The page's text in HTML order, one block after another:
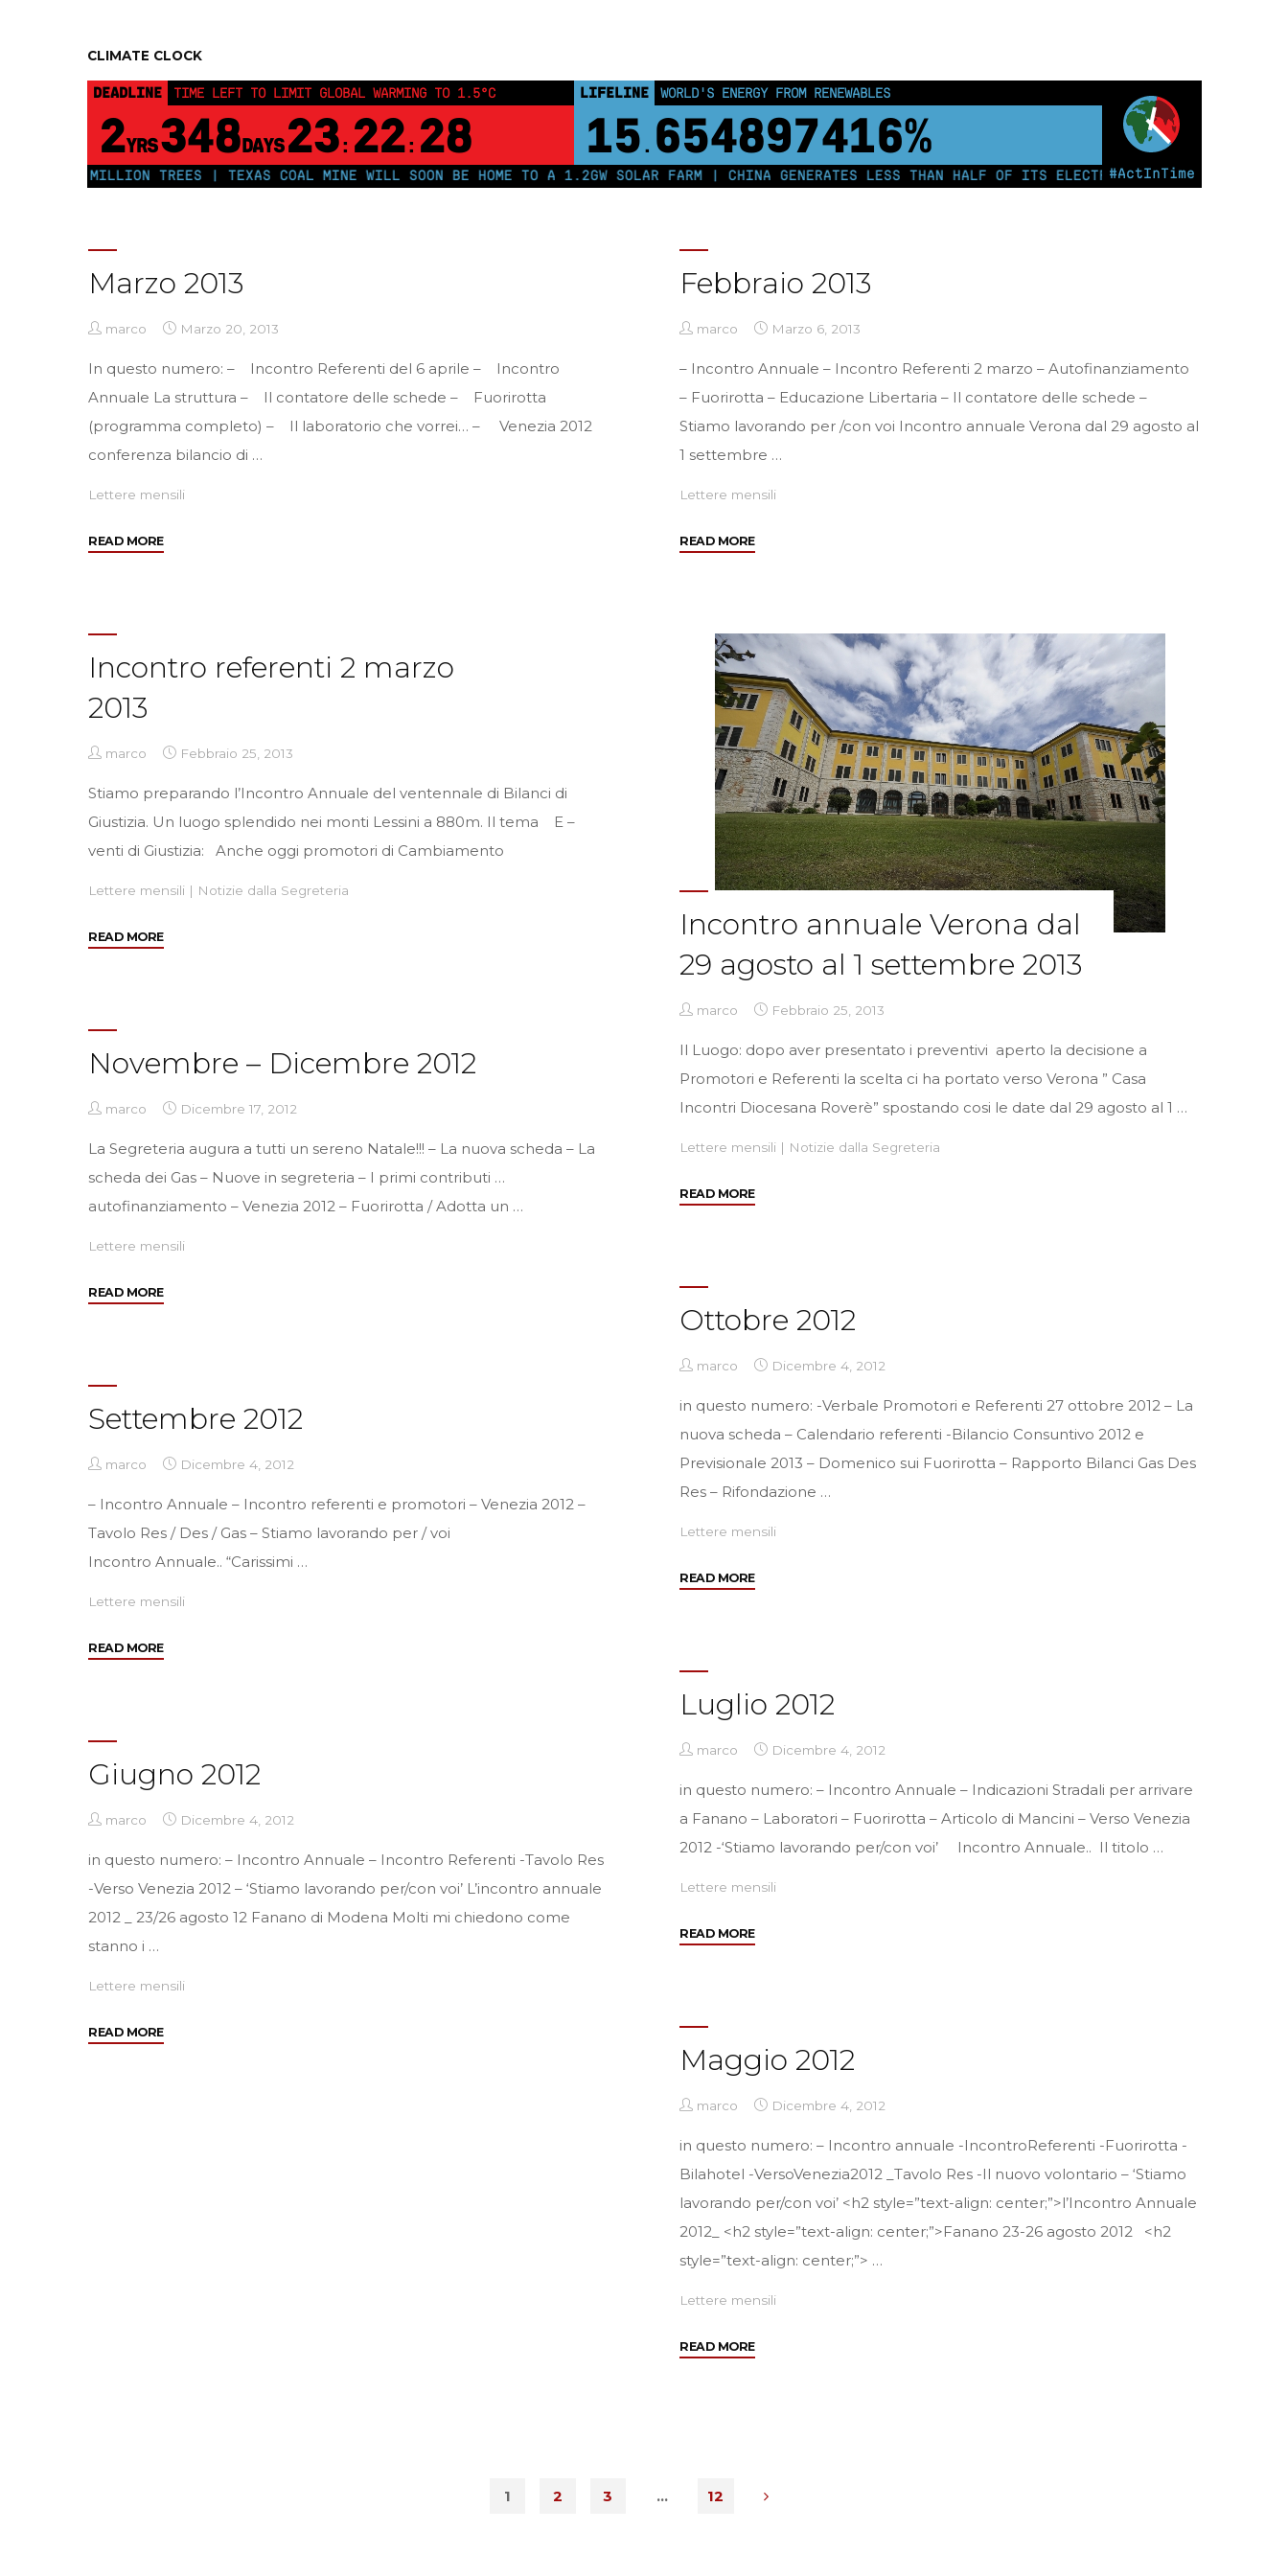
CLIMATE CLOCK
#ActInTime
DEADLINE TIME LEFT TO LIMIT GLOBAL WARMING TO 1.5°C
2YRS348DAYS 23: 22: 27
LIFELINE LAND PROTECTED BY INDIGENOUS PEOPLE
43,500,000km²
250 MILLION TREES | TEXAS COAL MINE WILL SOON BE HOME TO A 1.2GW SOLAR FARM | CHINA GENERATES LESS THAN HALF OF ITS ELECTRICITY FROM COAL FOR
Marzo 2013
marco Marzo 20, 2013
In questo numero: – Incontro Referenti del 6 aprile – Incontro
Annuale La struttura – Il contatore delle schede – Fuorirotta
(programma completo) – Il laboratorio che vorrei… – Venezia 2012
conferenza bilancio di …
Lettere mensili
READ MORE"Marzo
Febbraio 2013
marco Marzo 6, 2013
– Incontro Annuale – Incontro Referenti 2 marzo – Autofinanziamento
– Fuorirotta – Educazione Libertaria – Il contatore delle schede –
Stiamo lavorando per /con voi Incontro annuale Verona dal 29 agosto al
1 settembre …
Lettere mensili
READ MORE"Febbraio
Incontro referenti 2 marzo
2013
marco Febbraio 25, 2013
Stiamo preparando l’Incontro Annuale del ventennale di Bilanci di
Giustizia. Un luogo splendido nei monti Lessini a 880m. Il tema E –
venti di Giustizia: Anche oggi promotori di Cambiamento
Lettere mensili | Notizie dalla Segreteria
READ MORE"Incontro
Incontro annuale Verona dal
29 agosto al 1 settembre 2013
marco Febbraio 25, 2013
Il Luogo: dopo aver presentato i preventivi aperto la decisione a
Promotori e Referenti la scelta ci ha portato verso Verona ” Casa
Incontri Diocesana Roverè” spostando cosi le date dal 29 agosto al 1 …
Lettere mensili | Notizie dalla Segreteria
READ MORE"Incontro
agosto
1
2013"
Novembre – Dicembre 2012
marco Dicembre 17, 2012
La Segreteria augura a tutti un sereno Natale!!! – La nuova scheda – La
scheda dei Gas – Nuove in segreteria – I primi contributi …
autofinanziamento – Venezia 2012 – Fuorirotta / Adotta un …
Lettere mensili
READ MORE"Novembre
Ottobre 2012
marco Dicembre 4, 2012
in questo numero: -Verbale Promotori e Referenti 27 ottobre 2012 – La
nuova scheda – Calendario referenti -Bilancio Consuntivo 2012 e
Previsionale 2013 – Domenico sui Fuorirotta – Rapporto Bilanci Gas Des
Res – Rifondazione …
Lettere mensili
READ MORE"Ottobre
Settembre 2012
marco Dicembre 4, 2012
– Incontro Annuale – Incontro referenti e promotori – Venezia 2012 –
Tavolo Res / Des / Gas – Stiamo lavorando per / voi
Incontro Annuale.. “Carissimi …
Lettere mensili
READ MORE"Settembre
Luglio 2012
marco Dicembre 4, 2012
in questo numero: – Incontro Annuale – Indicazioni Stradali per arrivare
a Fanano – Laboratori – Fuorirotta – Articolo di Mancini – Verso Venezia
2012 -‘Stiamo lavorando per/con voi’ Incontro Annuale.. Il titolo …
Lettere mensili
READ MORE"Luglio
Giugno 2012
marco Dicembre 4, 2012
in questo numero: – Incontro Annuale – Incontro Referenti -Tavolo Res
-Verso Venezia 2012 – ‘Stiamo lavorando per/con voi’ L’incontro annuale
2012 _ 23/26 agosto 12 Fanano di Modena Molti mi chiedono come
stanno i …
Lettere mensili
READ MORE"Giugno
Maggio 2012
marco Dicembre 4, 2012
in questo numero: – Incontro annuale -IncontroReferenti -Fuorirotta -
Bilahotel -VersoVenezia2012 _Tavolo Res -Il nuovo volontario – ‘Stiamo
lavorando per/con voi’ <h2 style=”text-align: center;”>l’Incontro Annuale
2012_ <h2 style=”text-align: center;”>Fanano 23-26 agosto 2012 <h2
style=”text-align: center;”> …
Lettere mensili
READ MORE"Maggio
1 2 3 … 12